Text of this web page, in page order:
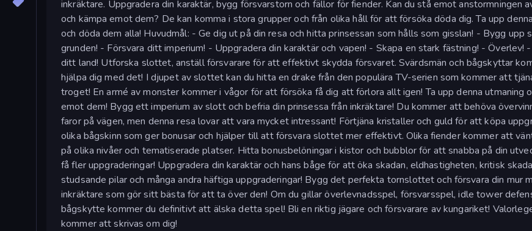
inkräktare. Uppgradera din karaktär, bygg försvarstorn och fällor för fiender. Kan du stå emot anstormningen
och kämpa emot dem? De kan komma i stora grupper och från olika håll för att försöka döda dig. Ta upp
och döda dem alla! Huvudmål: - Ge dig ut på din resa och hitta prinsessan som hålls som gisslan! - Bygg upp
grunden! - Försvara ditt imperium! - Uppgradera din karaktär och vapen! - Skapa en stark fästning! - Överlev!
ditt land! Utforska slottet, anställ försvarare för att effektivt skydda försvaret. Svärdsmän och bågskyttar
hjälpa dig med det! I djupet av slottet kan du hitta en drake från den populära TV-serien som kommer att
troget! En armé av monster kommer i vågor för att försöka få dig att förlora allt igen! Ta upp denna utmaning
emot dem! Bygg ett imperium av slott och befria din prinsessa från inkräktare! Du kommer att behöva
faror på vägen, men denna resa lovar att vara mycket intressant! Förtjäna kristaller och guld för att köpa
olika bågskinn som ger bonusar och hjälper till att försvara slottet mer effektivt. Olika fiender kommer att
på olika nivåer och tematiserade platser. Hitta bonusbelöningar i kistor och bubblor för att snabba på din
få fler uppgraderingar! Uppgradera din karaktär och hans båge för att öka skadan, eldhastigheten, kritisk
studsande pilar och många andra häftiga uppgraderingar! Bygg det perfekta tornslottet och försvara din mur
inkräktare som gör sitt bästa för att ta över den! Om du gillar överlevnadsspel, försvarsspel, idle tower
bågskytte kommer du definitivt att älska detta spel! Bli en riktig jägare och försvarare av kungariket!
kommer att skrivas om dig!